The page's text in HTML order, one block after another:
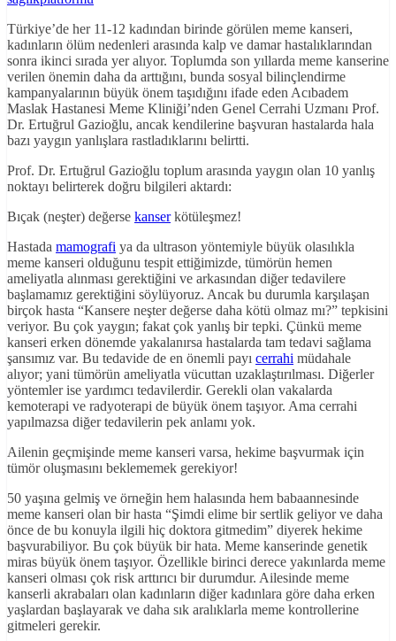
Türkiye’de her 11-12 kadından birinde görülen meme kanseri,
kadınların ölüm nedenleri arasında kalp ve damar hastalıklarından
sonra ikinci sırada yer alıyor. Toplumda son yıllarda meme kanserine
verilen önemin daha da arttığını, bunda sosyal bilinçlendirme
kampanyalarının büyük önem taşıdığını ifade eden Acıbadem
Maslak Hastanesi Meme Kliniği’nden Genel Cerrahi Uzmanı Prof.
Dr. Ertuğrul Gazioğlu, ancak kendilerine başvuran hastalarda hala
bazı yaygın yanlışlara rastladıklarını belirtti.
Prof. Dr. Ertuğrul Gazioğlu toplum arasında yaygın olan 10 yanlış
noktayı belirterek doğru bilgileri aktardı:
Bıçak (neşter) değerse kanserkötüleşmez!
Hastada mamografi ya da ultrason yöntemiyle büyük olasılıkla
meme kanseri olduğunu tespit ettiğimizde, tümörün hemen
ameliyatla alınması gerektiğini ve arkasından diğer tedavilere
başlamamız gerektiğini söylüyoruz. Ancak bu durumla karşılaşan
birçok hasta “Kansere neşter değerse daha kötü olmaz mı?” tepkisini
veriyor. Bu çok yaygın; fakat çok yanlış bir tepki. Çünkü meme
kanseri erken dönemde yakalanırsa hastalarda tam tedavi sağlama
şansımız var. Bu tedavide de en önemli payı cerrahi müdahale
alıyor; yani tümörün ameliyatla vücuttan uzaklaştırılması. Diğerler
yöntemler ise yardımcı tedavilerdir. Gerekli olan vakalarda
kemoterapi ve radyoterapi de büyük önem taşıyor. Ama cerrahi
yapılmazsa diğer tedavilerin pek anlamı yok.
Ailenin geçmişinde meme kanseri varsa, hekime başvurmak için
tümör oluşmasını beklememek gerekiyor!
50 yaşına gelmiş ve örneğin hem halasında hem babaannesinde
meme kanseri olan bir hasta “Şimdi elime bir sertlik geliyor ve daha
önce de bu konuyla ilgili hiç doktora gitmedim” diyerek hekime
başvurabiliyor. Bu çok büyük bir hata. Meme kanserinde genetik
miras büyük önem taşıyor. Özellikle birinci derece yakınlarda meme
kanseri olması çok risk arttırıcı bir durumdur. Ailesinde meme
kanserli akrabaları olan kadınların diğer kadınlara göre daha erken
yaşlardan başlayarak ve daha sık aralıklarla meme kontrollerine
gitmeleri gerekir.